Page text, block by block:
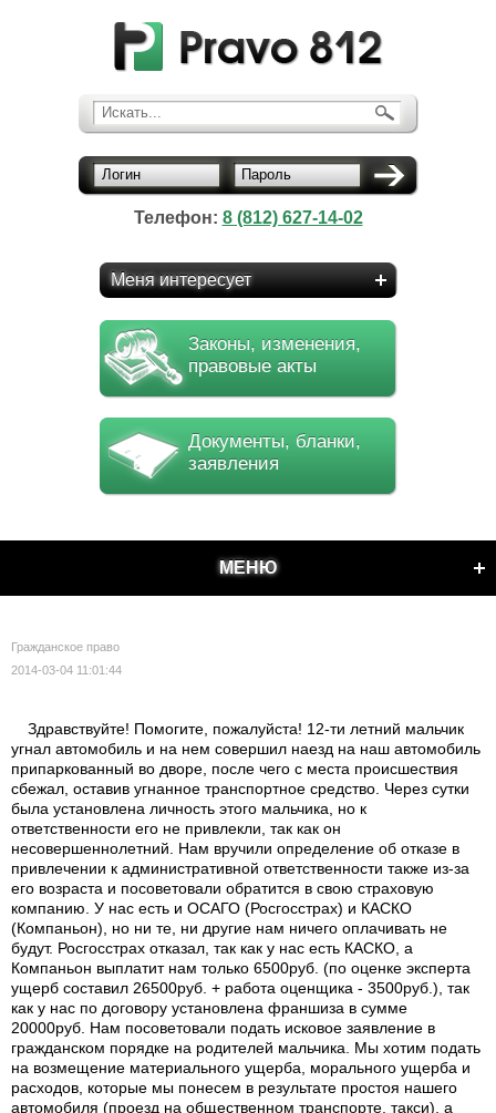
Искать...
Логин Пароль
Телефон: 8 (812) 627-14-02
Меня интересует
Законы, изменения,
правовые акты
Документы, бланки,
заявления
МЕНЮ
Гражданское право
2014-03-04 11:01:44
Здравствуйте! Помогите, пожалуйста! 12-ти летний мальчик
угнал автомобиль и на нем совершил наезд на наш автомобиль
припаркованный во дворе, после чего с места происшествия
сбежал, оставив угнанное транспортное средство. Через сутки
была установлена личность этого мальчика, но к
ответственности его не привлекли, так как он
несовершеннолетний. Нам вручили определение об отказе в
привлечении к административной ответственности также из-за
его возраста и посоветовали обратится в свою страховую
компанию. У нас есть и ОСАГО (Росгосстрах) и КАСКО
(Компаньон), но ни те, ни другие нам ничего оплачивать не
будут. Росгосстрах отказал, так как у нас есть КАСКО, а
Компаньон выплатит нам только 6500руб. (по оценке эксперта
ущерб составил 26500руб. + работа оценщика - 3500руб.), так
как у нас по договору установлена франшиза в сумме
20000руб. Нам посоветовали подать исковое заявление в
гражданском порядке на родителей мальчика. Мы хотим подать
на возмещение материального ущерба, морального ущерба и
расходов, которые мы понесем в результате простоя нашего
автомобиля (проезд на общественном транспорте, такси), а